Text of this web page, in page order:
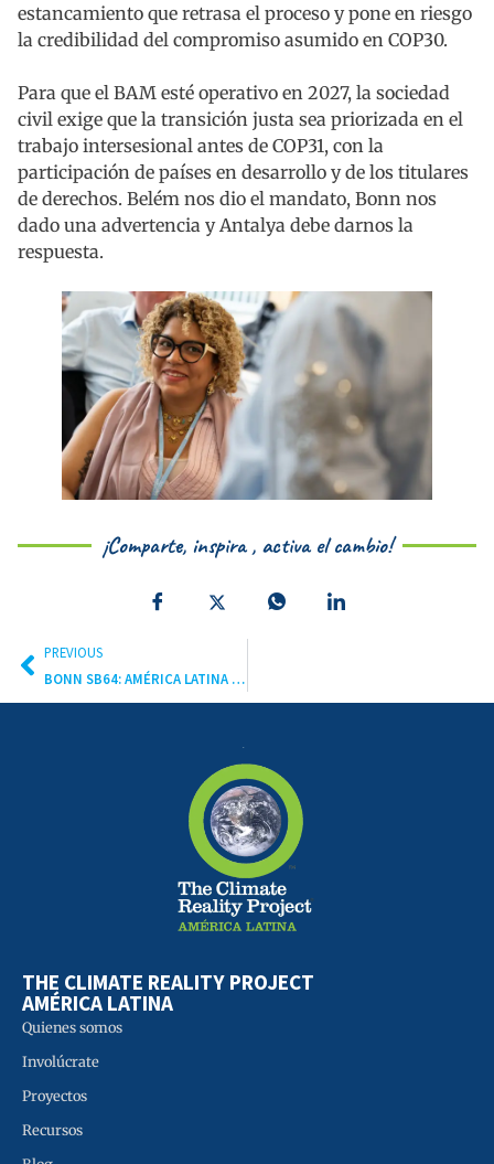
estancamiento que retrasa el proceso y pone en riesgo
la credibilidad del compromiso asumido en COP30.
Para que el BAM esté operativo en 2027, la sociedad
civil exige que la transición justa sea priorizada en el
trabajo intersesional antes de COP31, con la
participación de países en desarrollo y de los titulares
de derechos. Belém nos dio el mandato, Bonn nos
dado una advertencia y Antalya debe darnos la
respuesta.
¡Comparte, inspira , activa el cambio!
PREVIOUS
BONN SB64: AMÉRICA LATINA IMPULSA LA TRANSICIÓN JUSTA EN LA AGENDA CLIMÁTICA GLOBAL
THE CLIMATE REALITY PROJECT
AMÉRICA LATINA
Quienes somos
Involúcrate
Proyectos
Recursos